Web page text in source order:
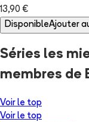
13,90 €
DisponibleAjouter
Séries les
membres de
Voir le top
Voir le top